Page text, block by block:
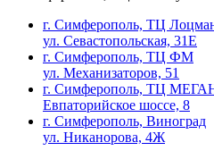
г. Симферополь, ТЦ
ул. Севастопольская, 31Е
г. Симферополь, ТЦ ФМ
ул. Механизаторов, 51
г. Симферополь, ТЦ
Евпаторийское шоссе, 8
г. Симферополь, Виноград
ул. Никанорова, 4Ж